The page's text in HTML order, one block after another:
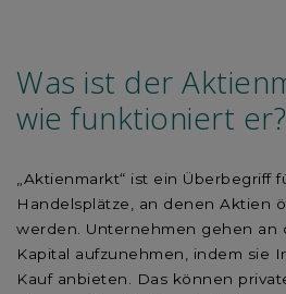
Was ist der
wie funktioniert er?
„Aktienmarkt“ ist ein Überbegriff
Handelsplätze, an denen Aktien
werden. Unternehmen gehen an
Kapital aufzunehmen, indem sie
Kauf anbieten. Das können